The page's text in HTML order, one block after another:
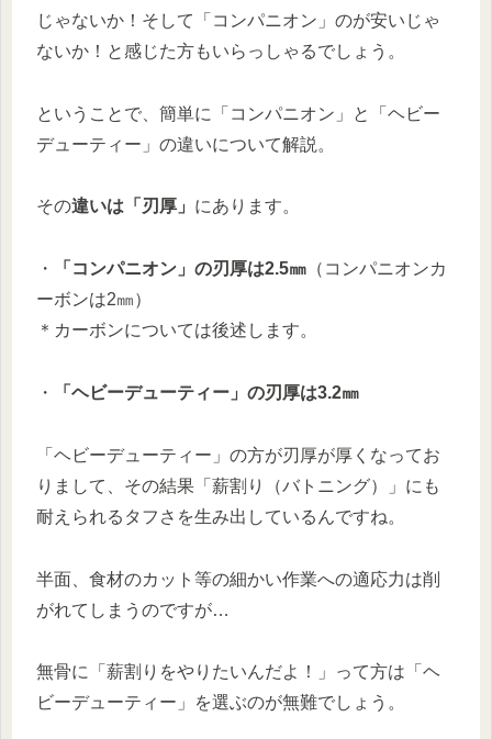
じゃないか！そして「コンパニオン」のが安いじゃ
ないか！と感じた方もいらっしゃるでしょう。
ということで、簡単に「コンパニオン」と「ヘビー
デューティー」の違いについて解説。
その違いは「刃厚」 にあります。
・ 「コンパニオン」の刃厚は2.5㎜ （コンパニオンカ
ーボンは2㎜）
＊カーボンについては後述します。
・ 「ヘビーデューティー」の刃厚は3.2㎜
「ヘビーデューティー」の方が刃厚が厚くなってお
りまして、その結果「薪割り（バトニング）」にも
耐えられるタフさを生み出しているんですね。
半面、食材のカット等の細かい作業への適応力は削
がれてしまうのですが…
無骨に「薪割りをやりたいんだよ！」って方は「ヘ
ビーデューティー」を選ぶのが無難でしょう。